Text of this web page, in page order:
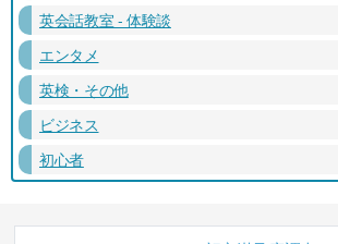
英会話教室 - 体験談
エンタメ
英検・その他
ビジネス
初心者